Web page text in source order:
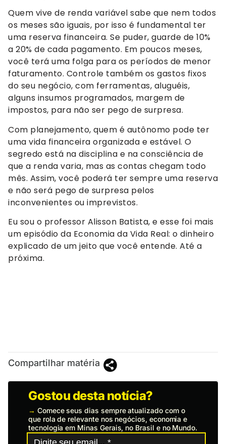
Quem vive de renda variável sabe que nem todos
os meses são iguais, por isso é fundamental ter
uma reserva financeira. Se puder, guarde de 10%
a 20% de cada pagamento. Em poucos meses,
você terá uma folga para os períodos de menor
faturamento. Controle também os gastos fixos
do seu negócio, com ferramentas, aluguéis,
alguns insumos programados, margem de
impostos, para não ser pego de surpresa.
Com planejamento, quem é autônomo pode ter
uma vida financeira organizada e estável. O
segredo está na disciplina e na consciência de
que a renda varia, mas as contas chegam todo
mês. Assim, você poderá ter sempre uma reserva
e não será pego de surpresa pelos
inconvenientes ou imprevistos.
Eu sou o professor Alisson Batista, e esse foi mais
um episódio da Economia da Vida Real: o dinheiro
explicado de um jeito que você entende. Até a
próxima.
Compartilhar matéria
Gostou desta notícia?
→ Comece seus dias sempre atualizado com o
que rola de relevante nos negócios, economia e
tecnologia em Minas Gerais, no Brasil e no Mundo.